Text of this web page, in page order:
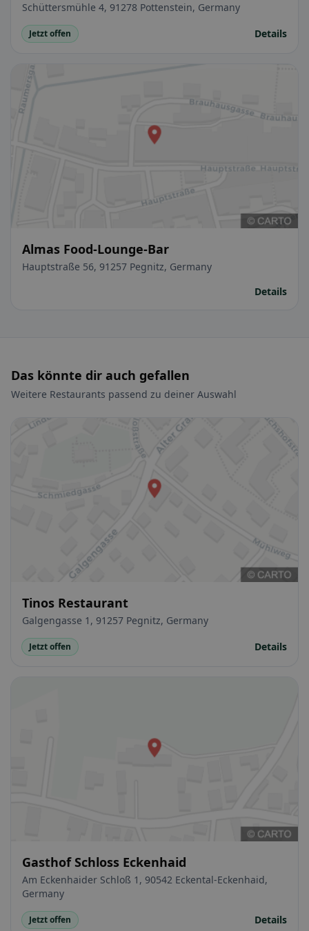
Schüttersmühle 4, 91278 Pottenstein, Germany
Jetzt offen Details
Almas Food-Lounge-Bar
Hauptstraße 56, 91257 Pegnitz, Germany
Details
Das könnte dir auch gefallen
Weitere Restaurants passend zu deiner Auswahl
Tinos Restaurant
Galgengasse 1, 91257 Pegnitz, Germany
Jetzt offen Details
Gasthof Schloss Eckenhaid
Am Eckenhaider Schloß 1, 90542 Eckental-Eckenhaid,
Germany
Jetzt offen Details